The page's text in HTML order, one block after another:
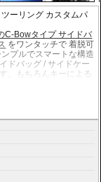
ーリング カスタムパ
C-Bowタイプ サイドバ
をワンタッチで 着脱可
プルでスマートな構造
ドバッグ / サイドケー
。もちろんキーによる
ー塗装仕上げ。
方または下方に移設す